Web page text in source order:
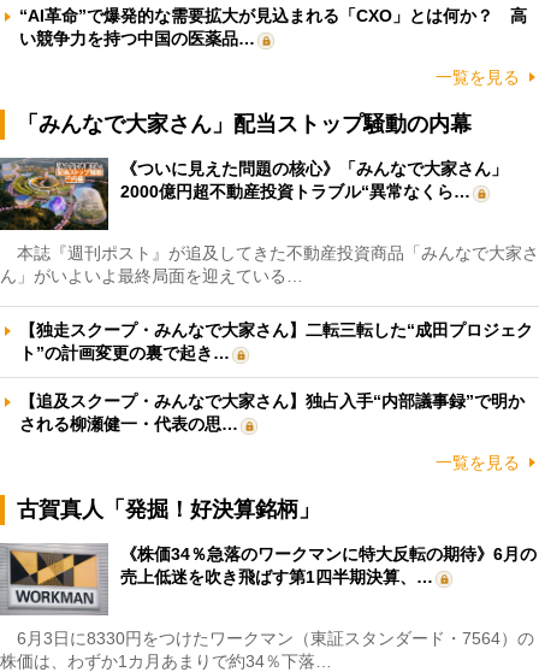
“AI革命”で爆発的な需要拡大が見込まれる「CXO」とは何か？ 高
い競争力を持つ中国の医薬品…
一覧を見る
「みんなで大家さん」配当ストップ騒動の内幕
《ついに見えた問題の核心》「みんなで大家さん」
2000億円超不動産投資トラブル“異常なくら…
本誌『週刊ポスト』が追及してきた不動産投資商品「みんなで大家さ
ん」がいよいよ最終局面を迎えている…
【独走スクープ・みんなで大家さん】二転三転した“成田プロジェク
ト”の計画変更の裏で起き…
【追及スクープ・みんなで大家さん】独占入手“内部議事録”で明か
される柳瀬健一・代表の思…
一覧を見る
古賀真人「発掘！好決算銘柄」
《株価34％急落のワークマンに特大反転の期待》6月の
売上低迷を吹き飛ばす第1四半期決算、…
6月3日に8330円をつけたワークマン（東証スタンダード・7564）の
株価は、わずか1カ月あまりで約34％下落…